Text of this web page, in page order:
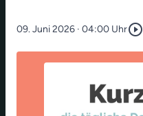
09. Juni 2026 · 04:00 Uhrplay_circle_outline